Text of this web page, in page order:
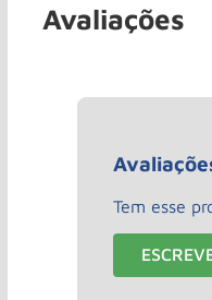
Avaliações
Tem esse